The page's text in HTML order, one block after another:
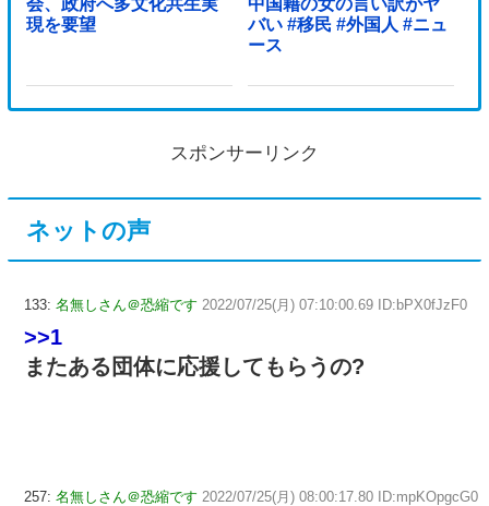
現を要望
バい #移民 #外国人 #ニュ
ース
スポンサーリンク
ネットの声
133: 名無しさん＠恐縮です 2022/07/25(月) 07:10:00.69 ID:bPX0fJzF0
>>1
またある団体に応援してもらうの?
257: 名無しさん＠恐縮です 2022/07/25(月) 08:00:17.80 ID:mpKOpgcG0